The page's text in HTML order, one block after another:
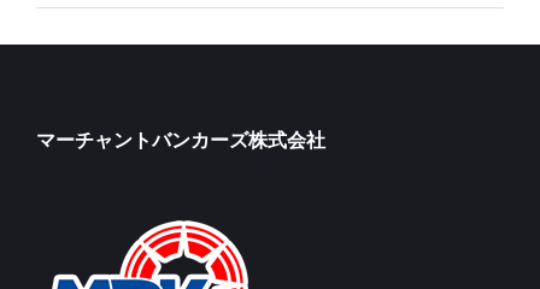
マーチャントバンカーズ株式会社